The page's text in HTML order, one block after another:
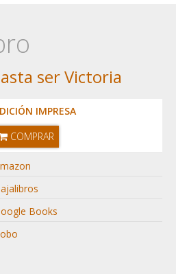
ser Victoria
IMPRESA
COMPRAR
Books